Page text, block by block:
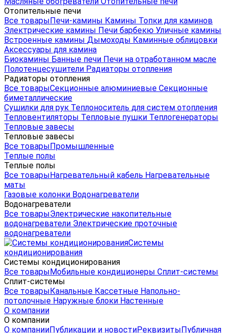
Отопительные печи
Все товарыПечи-камины Камины Топки для каминов
Электрические камины Печи барбекю Уличные камины
Встроенные камины Дымоходы Каминные облицовки
Аксессуары для камина
Биокамины Банные печи Печи на отработанном масле
Полотенцесушители Радиаторы отопления
Радиаторы отопления
Все товарыСекционные алюминиевые Секционные
биметаллические
Сушилки для рук Теплоноситель для систем отопления
Тепловентиляторы Тепловые пушки Теплогенераторы
Тепловые завесы
Тепловые завесы
Все товарыПромышленные
Теплые полы
Теплые полы
Все товарыНагревательный кабель Нагревательные
маты
Газовые колонки Водонагреватели
Водонагреватели
Все товарыЭлектрические накопительные
водонагреватели Электрические проточные
водонагреватели
Системы
кондиционирования
Системы кондиционирования
Все товарыМобильные кондиционеры Сплит-системы
Сплит-системы
Все товарыКанальные Кассетные Напольно-
потолочные Наружные блоки Настенные
О компании
О компании
О компанииПубликации и новостиРеквизитыПубличная